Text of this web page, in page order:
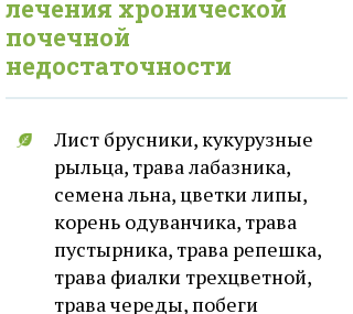
лечения хронической
почечной
недостаточности
Лист брусники, кукурузные
рыльца, трава лабазника,
семена льна, цветки липы,
корень одуванчика, трава
пустырника, трава репешка,
трава фиалки трехцветной,
трава череды, побеги